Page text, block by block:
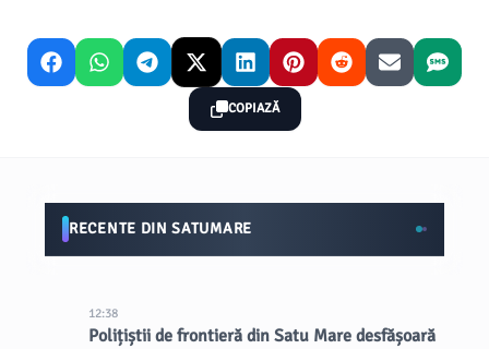
COPIAZĂ
RECENTE DIN SATUMARE
12:38
Polițiștii de frontieră din Satu Mare desfășoară